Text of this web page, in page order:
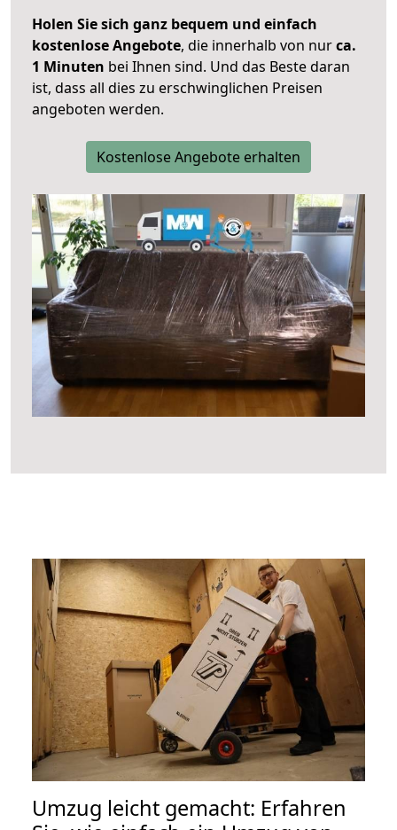
Holen Sie sich ganz bequem und einfach
kostenlose Angebote, die innerhalb von nurca.
1 Minuten bei Ihnen sind. Und das Beste daran
ist, dass all dies zu erschwinglichen Preisen
angeboten werden.
Kostenlose Angebote erhalten
Umzug leicht gemacht: Erfahren